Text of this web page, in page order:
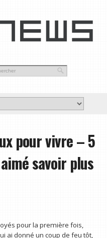
pour vivre – 5
savoir plus
pour la première fois,
ai donné un coup de feu tôt,